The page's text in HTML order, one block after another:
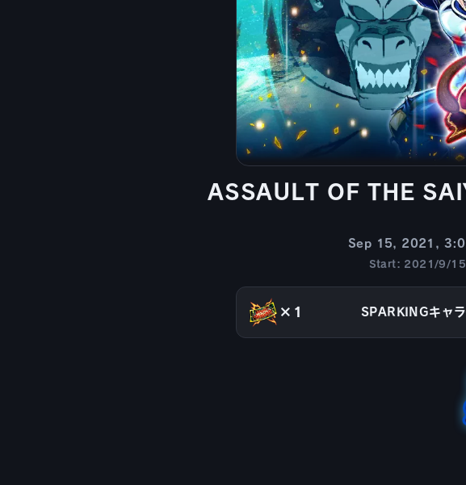
ASSAULT OF THE
Sep 15, 2021,
Start: 2021/9/
×1 SPARKINGキャラ